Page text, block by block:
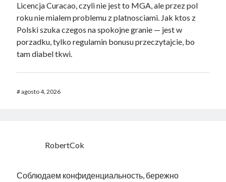
Licencja Curacao, czyli nie jest to MGA, ale przez pol
roku nie mialem problemu z platnosciami. Jak ktos z
Polski szuka czegos na spokojne granie — jest w
porzadku, tylko regulamin bonusu przeczytajcie, bo
tam diabel tkwi.
#agosto 4, 2026
RobertCok
Соблюдаем конфиденциальность, бережно